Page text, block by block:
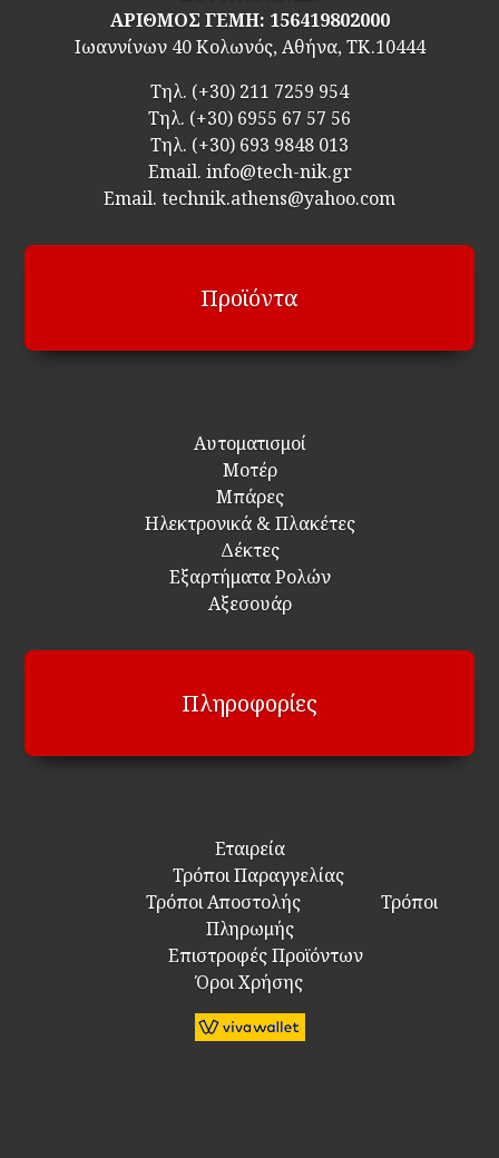
ΑΡΙΘΜΟΣ ΓΕΜΗ: 156419802000
Ιωαννίνων 40 Κολωνός, Αθήνα, ΤΚ.10444
Τηλ. (+30) 211 7259 954
Τηλ. (+30) 6955 67 57 56
Τηλ. (+30) 693 9848 013
Email. info@tech-nik.gr
Email. technik.athens@yahoo.com
Προϊόντα
Αυτοματισμοί
Μοτέρ
Μπάρες
Ηλεκτρονικά & Πλακέτες
Δέκτες
Εξαρτήματα Ρολών
Αξεσουάρ
Πληροφορίες
Εταιρεία
Τρόποι Παραγγελίας
Τρόποι Αποστολής
Τρόποι
Πληρωμής
Επιστροφές Προϊόντων
Όροι Χρήσης